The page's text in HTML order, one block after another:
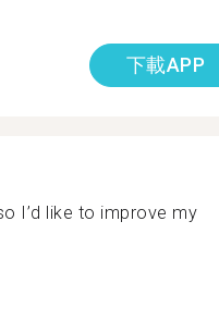
下載APP
I’d like to improve my